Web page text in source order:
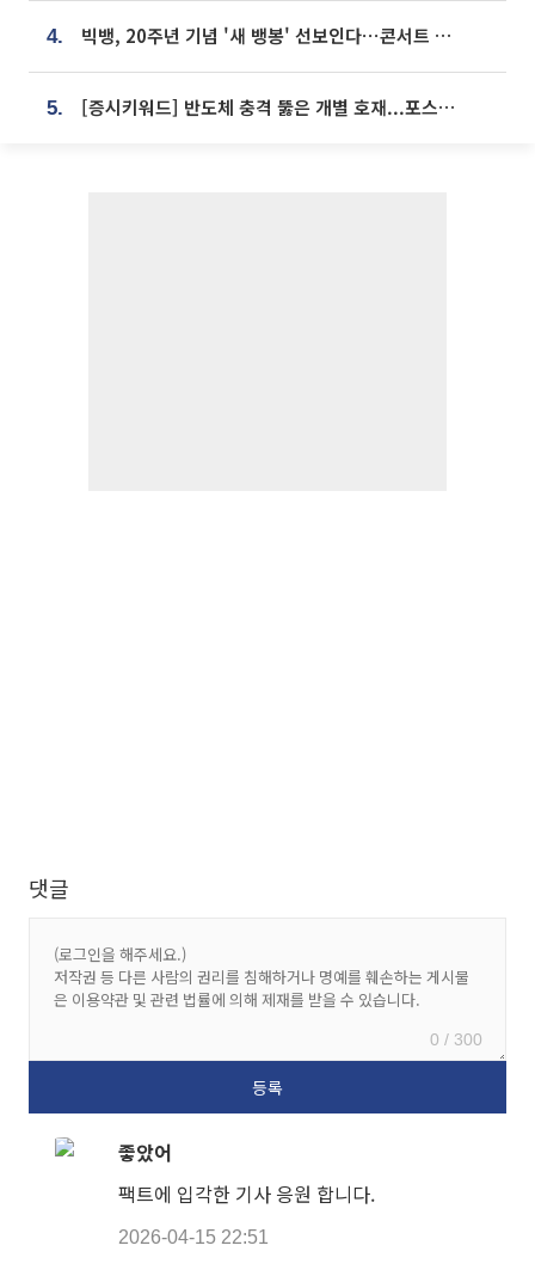
4. 빅뱅, 20주년 기념 '새 뱅봉' 선보인다⋯콘서트 앞두고 팝업 개최
5. [증시키워드] 반도체 충격 뚫은 개별 호재...포스코퓨처엠·에코프로·한화솔루션 '눈길'
댓글
0 / 300
좋았어
팩트에 입각한 기사 응원 합니다.
2026-04-15 22:51